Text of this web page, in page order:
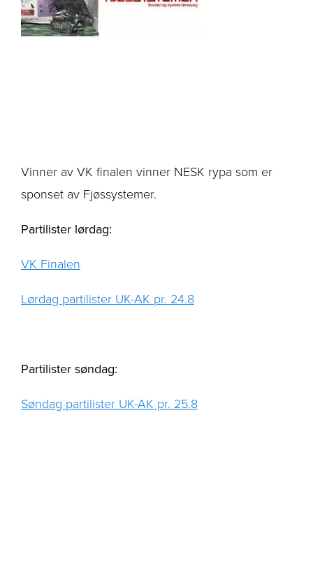
Vinner av VK finalen vinner NESK rypa som er
sponset av Fjøssystemer.
Partilister lørdag:
VK Finalen
Lørdag partilister UK-AK pr. 24.8
Partilister søndag:
Søndag partilister UK-AK pr. 25.8